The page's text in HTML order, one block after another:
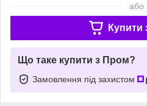
або
Купити
Що таке купити з Пром?
Замовлення під захистом